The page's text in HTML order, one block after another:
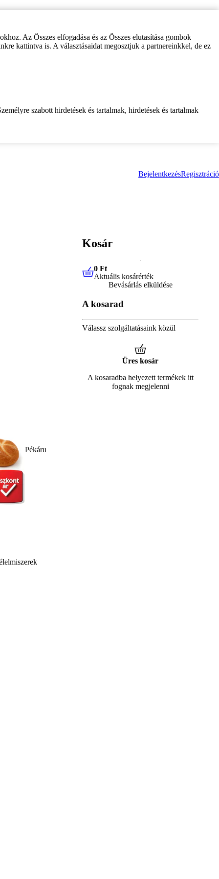
Az Összes elfogadása és az Összes elutasítása gombok
kattintva is. A választásaidat megosztjuk a partnereinkkel, de ez
szabott hirdetések és tartalmak, hirdetések és tartalmak
BejelentkezésRegisztráció
Pékáru
Kosár
0 FtAktuális kosárérték
0 Ft
Aktuális kosárérték
Bevásárlás elküldése
A kosarad
Válassz szolgáltatásaink közül
Üres kosár
A kosaradba helyezett termékek itt
fognak megjelenni